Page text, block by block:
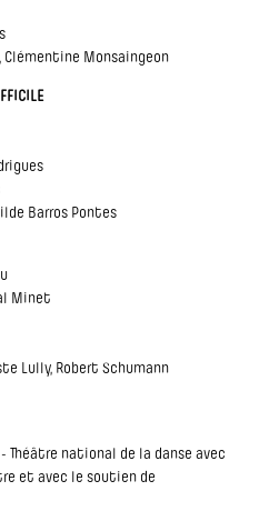
Clémentine Monsaingeon
Barros Pontes
Minet
Lully, Robert Schumann
national de la danse avec
et avec le soutien de